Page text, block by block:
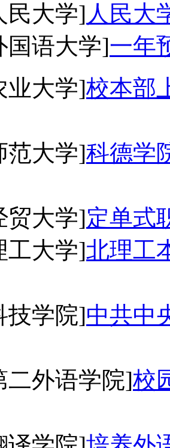
民大学] 人民大
国语大学]一年
业大学]校本部
范大学]科德学
贸大学]定单式
工大学]北理工
技学院]中共中
二外语学院]校